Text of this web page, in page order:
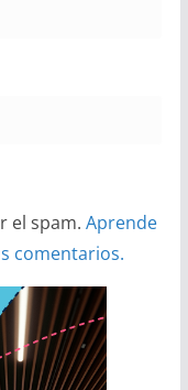
el spam. Aprende
comentarios.